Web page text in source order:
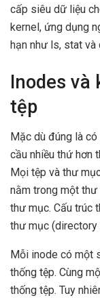
cấp siêu dữ liệu
kernel, ứng dụng
hạn như ls, stat và
Inodes và
tệp
Mặc dù đúng là
cầu nhiều thứ hơn
Mọi tệp và thư
nằm trong một
thư mục. Cấu trúc
thư mục (directory
Mỗi inode có một
thống tệp. Cùng
thống tệp. Tuy